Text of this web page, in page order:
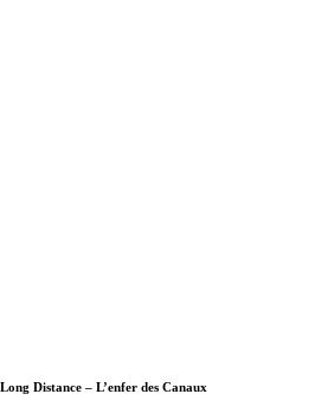
Distance – L’enfer des Canaux